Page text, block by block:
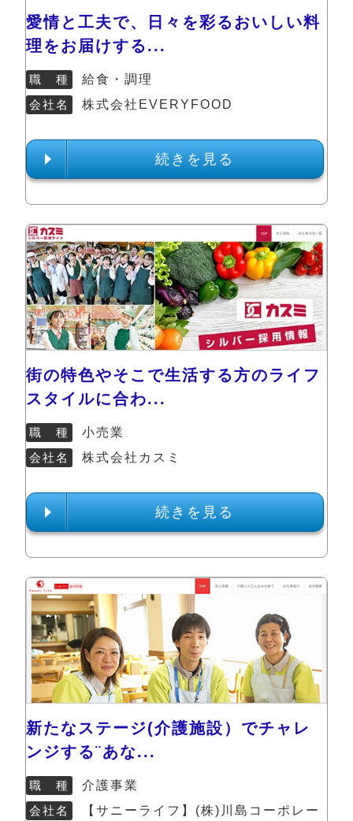
愛情と工夫で、日々を彩るおいしい料
理をお届けする...
職 種
給食・調理
会社名
株式会社EVERYFOOD
続きを見る
街の特色やそこで生活する方のライフ
スタイルに合わ...
職 種
小売業
会社名
株式会社カスミ
続きを見る
新たなステージ(介護施設）でチャレ
ンジする¨あな...
職 種
介護事業
会社名
【サニーライフ】(株)川島コーポレー